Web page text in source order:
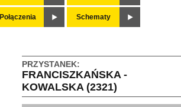
Połączenia Schematy
PRZYSTANEK:
FRANCISZKAŃSKA -
KOWALSKA (2321)